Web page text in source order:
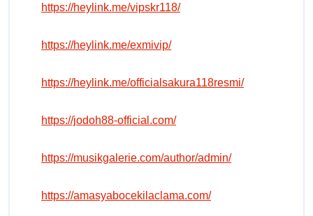
https://heylink.me/vipskr118/
https://heylink.me/exmivip/
https://heylink.me/officialsakura118resmi/
https://jodoh88-official.com/
https://musikgalerie.com/author/admin/
https://amasyabocekilaclama.com/